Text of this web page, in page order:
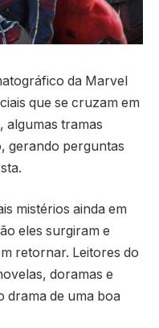
da Marvel
que se cruzam em
algumas tramas
gerando perguntas
mistérios ainda em
eles surgiram e
retornar. Leitores do
doramas e
de uma boa